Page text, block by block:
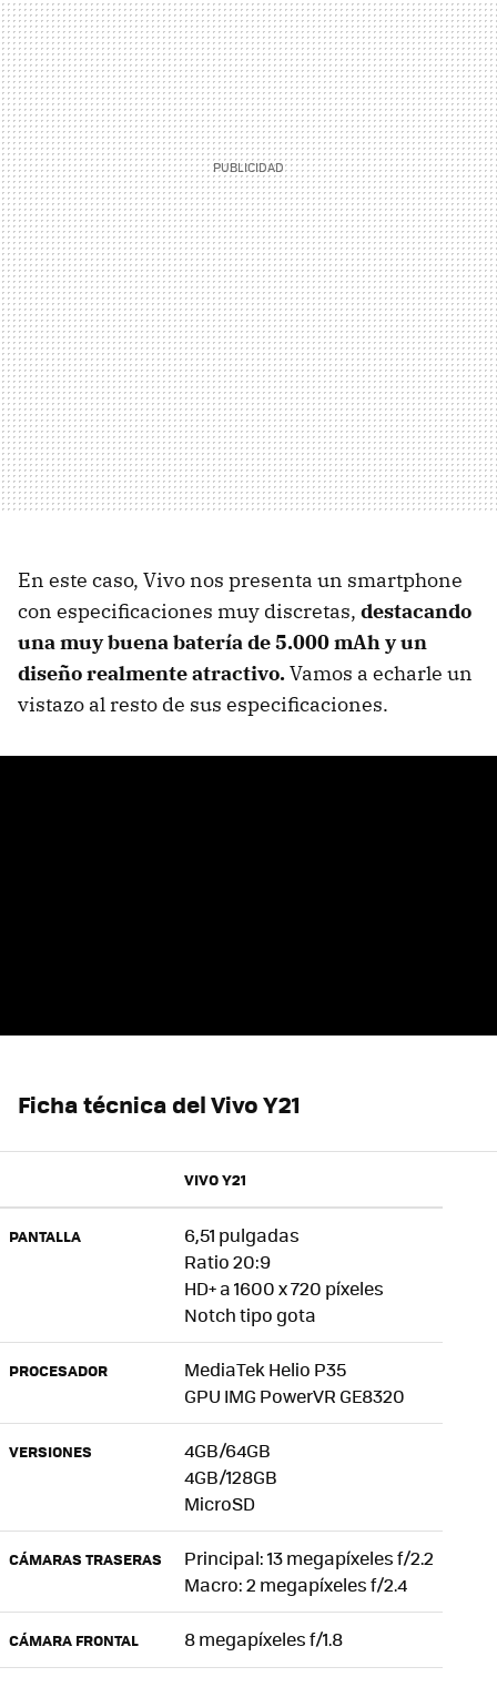
En este caso, Vivo nos presenta un smartphone
con especificaciones muy discretas, destacando
una muy buena batería de 5.000 mAh y un
diseño realmente atractivo.Vamos a echarle un
vistazo al resto de sus especificaciones.
Ficha técnica del Vivo Y21
VIVO Y21
PANTALLA
6,51 pulgadas
Ratio 20:9
HD+ a 1600 x 720 píxeles
Notch tipo gota
PROCESADOR
MediaTek Helio P35
GPU IMG PowerVR GE8320
VERSIONES
4GB/64GB
4GB/128GB
MicroSD
CÁMARAS TRASERAS
Principal: 13 megapíxeles f/2.2
Macro: 2 megapíxeles f/2.4
CÁMARA FRONTAL 8 megapíxeles f/1.8